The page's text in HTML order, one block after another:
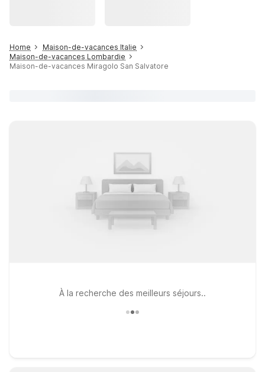
Home
Maison-de-vacances Italie
Maison-de-vacances Lombardie
Maison-de-vacances Miragolo San Salvatore
À la recherche des meilleurs séjours..